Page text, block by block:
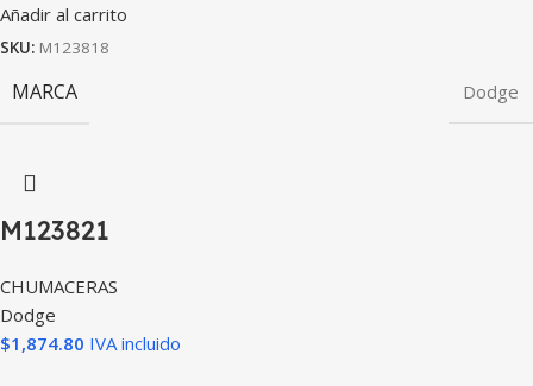
Añadir al carrito
SKU: M123818
MARCA Dodge
M123821
CHUMACERAS
Dodge
$1,874.80 IVA incluido